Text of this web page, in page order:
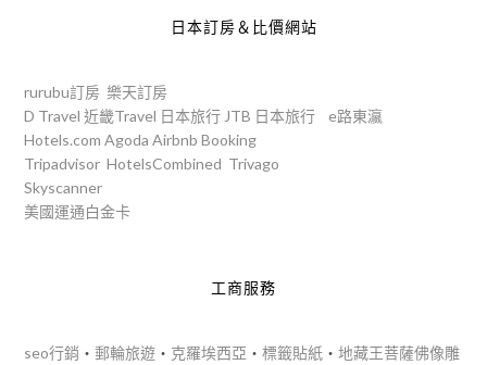
日本訂房＆比價網站
rurubu訂房 樂天訂房
D Travel 近畿Travel 日本旅行 JTB 日本旅行
e路東瀛
Hotels.com Agoda Airbnb Booking
Tripadvisor HotelsCombined Trivago
Skyscanner
美國運通白金卡
工商服務
seo行銷 ‧郵輪旅遊 ‧ 克羅埃西亞 ‧標籤貼紙 ‧地藏王菩薩佛像雕